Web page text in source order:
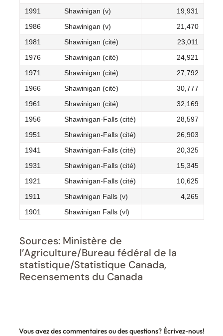
1991
Shawinigan (v)
19,931
1986
Shawinigan (v)
21,470
1981
Shawinigan (cité)
23,011
1976
Shawinigan (cité)
24,921
1971
Shawinigan (cité)
27,792
1966
Shawinigan (cité)
30,777
1961
Shawinigan (cité)
32,169
1956
Shawinigan-Falls (cité)
28,597
1951
Shawinigan-Falls (cité)
26,903
1941
Shawinigan-Falls (cité)
20,325
1931
Shawinigan-Falls (cité)
15,345
1921
Shawinigan-Falls (cité)
10,625
1911
Shawinigan Falls (v)
4,265
1901
Shawinigan Falls (vl)
Sources: Ministère de
l’Agriculture/Bureau fédéral de la
statistique/Statistique Canada,
Recensements du Canada
Vous avez des commentaires ou des questions? Écrivez-nous!